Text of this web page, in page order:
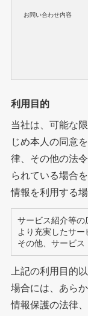
お問い合わせ内容
利用目的
当社は、可能な
じめ本人の同意
律、その他の法
られている場合
情報を利用する
サービス紹介等の
より充実したサ
その他、サービ
上記の利用目的
場合には、あら
情報保護の法律